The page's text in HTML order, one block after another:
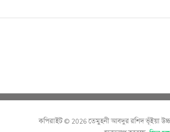
কপিরাইট © 2026 তেমুহনী আবদুর রশিদ ভূঁইয়া উচ্চ